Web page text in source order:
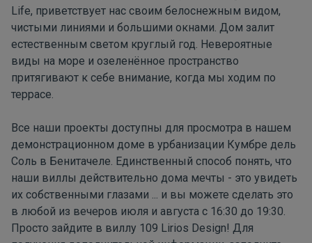
Life, приветствует нас своим белоснежным видом,
чистыми линиями и большими окнами. Дом залит
естественным светом круглый год. Невероятные
виды на море и озеленённое пространство
притягивают к себе внимание, когда мы ходим по
террасе.
Все наши проекты доступны для просмотра в нашем
демонстрационном доме в урбанизации Кумбре дель
Соль в Бенитачеле. Единственный способ понять, что
наши виллы действительно дома мечты - это увидеть
их собственными глазами ... и вы можете сделать это
в любой из вечеров июля и августа с 16:30 до 19:30.
Просто зайдите в виллу 109 Lirios Design! Для